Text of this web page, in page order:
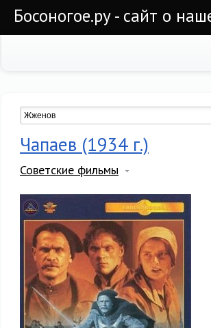
Босоногое.ру - сайт о
Чапаев (1934 г.)
Советские фильмы